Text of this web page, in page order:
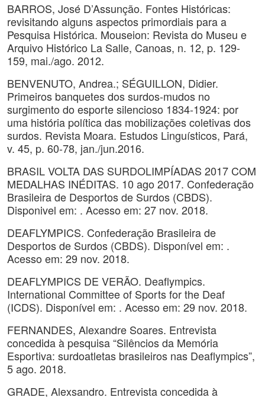
BARROS, José D’Assunção. Fontes Históricas:
revisitando alguns aspectos primordiais para a
Pesquisa Histórica. Mouseion: Revista do Museu e
Arquivo Histórico La Salle, Canoas, n. 12, p. 129-
159, mai./ago. 2012.
BENVENUTO, Andrea.; SÉGUILLON, Didier.
Primeiros banquetes dos surdos-mudos no
surgimento do esporte silencioso 1834-1924: por
uma história política das mobilizações coletivas dos
surdos. Revista Moara. Estudos Linguísticos, Pará,
v. 45, p. 60-78, jan./jun.2016.
BRASIL VOLTA DAS SURDOLIMPÍADAS 2017 COM
MEDALHAS INÉDITAS. 10 ago 2017. Confederação
Brasileira de Desportos de Surdos (CBDS).
Disponivel em: . Acesso em: 27 nov. 2018.
DEAFLYMPICS. Confederação Brasileira de
Desportos de Surdos (CBDS). Disponível em: .
Acesso em: 29 nov. 2018.
DEAFLYMPICS DE VERÃO. Deaflympics.
International Committee of Sports for the Deaf
(ICDS). Disponível em: . Acesso em: 29 nov. 2018.
FERNANDES, Alexandre Soares. Entrevista
concedida à pesquisa “Silêncios da Memória
Esportiva: surdoatletas brasileiros nas Deaflympics”,
5 ago. 2018.
GRADE, Alexsandro. Entrevista concedida à